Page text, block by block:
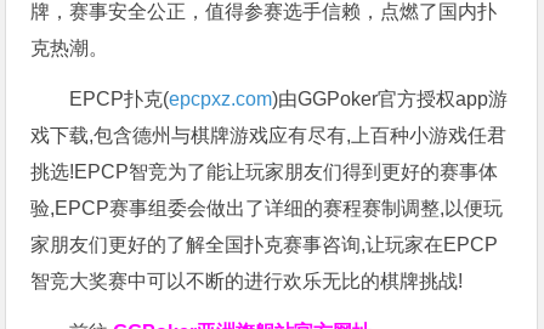
牌，赛事安全公正，值得参赛选手信赖，点燃了国内扑
克热潮。
EPCP扑克(epcpxz.com)由GGPoker官方授权app游
戏下载,包含德州与棋牌游戏应有尽有,上百种小游戏任君
挑选!EPCP智竞为了能让玩家朋友们得到更好的赛事体
验,EPCP赛事组委会做出了详细的赛程赛制调整,以便玩
家朋友们更好的了解全国扑克赛事咨询,让玩家在EPCP
智竞大奖赛中可以不断的进行欢乐无比的棋牌挑战!